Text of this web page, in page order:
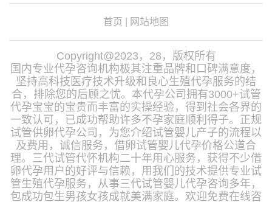
首页 网站地图
Copyright@2023，28，版权所有
国内专业代孕咨询机构极其注重品牌和口碑满意度，
坚持高科技医疗技术升级和良心生殖代孕服务的结
合，排除您的后顾之忧。本代孕公司拥有3000+试管
代孕宝宝的宝贵而丰富的实操经验，得到社会各界的
一致认可，已成功帮助许多不孕家庭顺利得子。正规
试管供卵代孕公司，为您介绍试管婴儿产子的流程以
及费用，诚信服务，借卵试管婴儿代孕价格公道合
理。三代试管代怀机构二十年用心服务，获得不少借
卵代孕用户的好评与信赖，用我们的技术提供专业试
管生殖代孕服务，从事三代试管婴儿代孕咨询多年，
包成功包生男孩女孩成就美满家庭。欢迎免费在线咨